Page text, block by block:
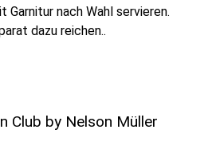
Garnitur nach Wahl servieren.
dazu reichen..
Club by Nelson Müller